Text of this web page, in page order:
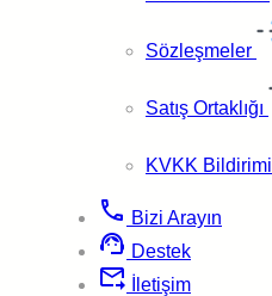
Sözleşmeler
Satış Ortaklığı
KVKK Bildirimi
phone Bizi Arayın
support_agent Destek
forward_to_inbox İletişim
Detaylı Özellikler
En çok satılan güçlü paket.
₺207,25/Ay
Standart Fiyat:₺230, 29